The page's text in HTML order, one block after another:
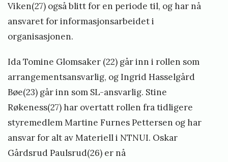
Viken(27) også blitt for en periode til, og har nå
ansvaret for informasjonsarbeidet i
organisasjonen.
Ida Tomine Glomsaker (22) går inn i rollen som
arrangementsansvarlig, og Ingrid Hasselgård
Bøe(23) går inn som SL-ansvarlig. Stine
Røkeness(27) har overtatt rollen fra tidligere
styremedlem Martine Furnes Pettersen og har
ansvar for alt av Materiell i NTNUI. Oskar
Gårdsrud Paulsrud(26) er nå